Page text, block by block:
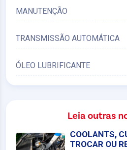
MANUTENÇÃO
TRANSMISSÃO AUTOMÁTICA
ÓLEO LUBRIFICANTE
Leia outras
COOLANTS,
TROCAR OU